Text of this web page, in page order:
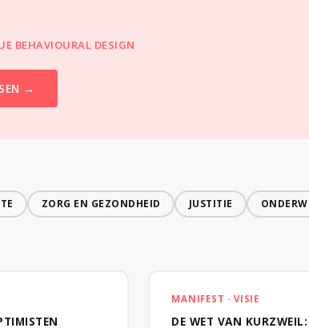
BEHAVIOURAL DESIGN
→
ZORG EN GEZONDHEID JUSTITIE
MANIFEST · VISIE
DE WET VAN